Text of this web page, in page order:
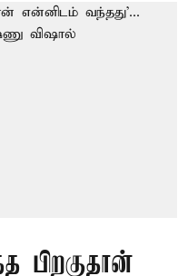
பிறகுதான்